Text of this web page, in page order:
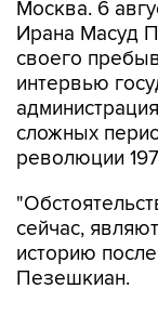
своего
интервью
сложных
революции
историю
Пезешкиан.
Он отметил,